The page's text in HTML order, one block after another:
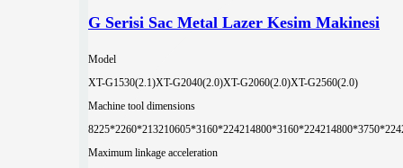
G Serisi Sac Metal Lazer Kesim Makinesi
Model
XT-G1530(2.1)XT-G2040(2.0)XT-G2060(2.0)XT-G2560(2.0)
Machine tool dimensions
8225*2260*213210605*3160*224214800*3160*2242
Maximum linkage acceleration